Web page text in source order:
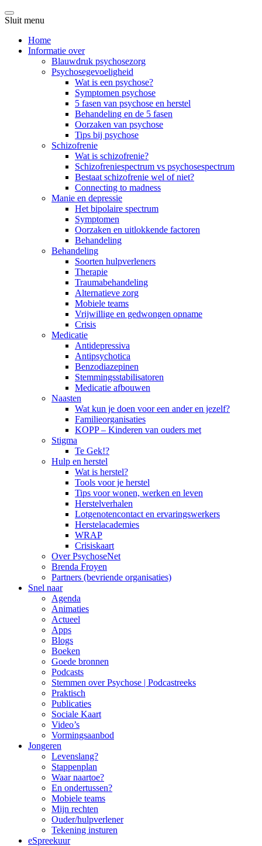
Sluit menu
Home
Informatie over
Blauwdruk psychosezorg
Psychosegevoeligheid
Wat is een psychose?
Symptomen psychose
5 fasen van psychose en herstel
Behandeling en de 5 fasen
Oorzaken van psychose
Tips bij psychose
Schizofrenie
Wat is schizofrenie?
Schizofreniespectrum vs psychosespectrum
Bestaat schizofrenie wel of niet?
Connecting to madness
Manie en depressie
Het bipolaire spectrum
Symptomen
Oorzaken en uitlokkende factoren
Behandeling
Behandeling
Soorten hulpverleners
Therapie
Traumabehandeling
Alternatieve zorg
Mobiele teams
Vrijwillige en gedwongen opname
Crisis
Medicatie
Antidepressiva
Antipsychotica
Benzodiazepinen
Stemmingsstabilisatoren
Medicatie afbouwen
Naasten
Wat kun je doen voor een ander en jezelf?
Familieorganisaties
KOPP – Kinderen van ouders met
Stigma
Te Gek!?
Hulp en herstel
Wat is herstel?
Tools voor je herstel
Tips voor wonen, werken en leven
Herstelverhalen
Lotgenotencontact en ervaringswerkers
Herstelacademies
WRAP
Crisiskaart
Over PsychoseNet
Brenda Froyen
Partners (bevriende organisaties)
Snel naar
Agenda
Animaties
Actueel
Apps
Blogs
Boeken
Goede bronnen
Podcasts
Stemmen over Psychose | Podcastreeks
Praktisch
Publicaties
Sociale Kaart
Video’s
Vormingsaanbod
Jongeren
Levenslang?
Stappenplan
Waar naartoe?
En ondertussen?
Mobiele teams
Mijn rechten
Ouder/hulpverlener
Tekening insturen
eSpreekuur